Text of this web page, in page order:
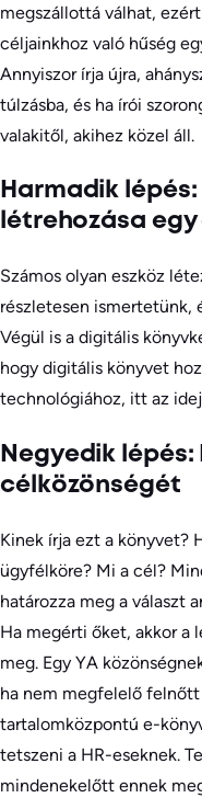
megszállottá válhat,
céljainkhoz való hűség
Annyiszor írja újra,
túlzásba, és ha írói
valakitől, akihez közel áll.
Harmadik
létrehozása egy
Számos olyan eszköz
részletesen ismertetünk,
Végül is a digitális
hogy digitális könyvet
technológiához, itt az
Negyedik lépés:
célközönségét
Kinek írja ezt a könyvet?
ügyfélköre? Mi a cél?
határozza meg a választ
Ha megérti őket, akkor a
meg. Egy YA
ha nem megfelelő
tartalomközpontú e-
tetszeni a HR-eseknek.
mindenekelőtt ennek